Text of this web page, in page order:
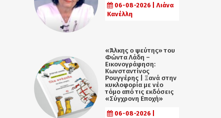
06-08-2026 | Λιάνα
Κανέλλη
«Άλκης ο ψεύτης» του
Φώντα Λάδη –
Εικονογράφηση:
Κωνσταντίνος
Ρουγγέρης | Ξανά στην
κυκλοφορία με νέο
τόμο από τις εκδόσεις
«Σύγχρονη Εποχή»
06-08-2026 |